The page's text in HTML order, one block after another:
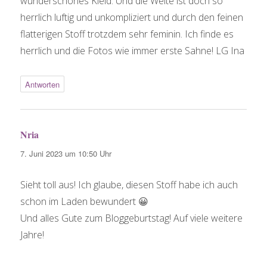
herrlich luftig und unkompliziert und durch den feinen
flatterigen Stoff trotzdem sehr feminin. Ich finde es
herrlich und die Fotos wie immer erste Sahne! LG Ina
Antworten
Nria
7. Juni 2023 um 10:50 Uhr
Sieht toll aus! Ich glaube, diesen Stoff habe ich auch
schon im Laden bewundert 😀
Und alles Gute zum Bloggeburtstag! Auf viele weitere
Jahre!